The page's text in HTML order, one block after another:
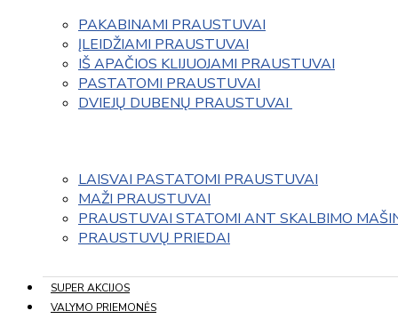
PAKABINAMI PRAUSTUVAI
ĮLEIDŽIAMI PRAUSTUVAI
IŠ APAČIOS KLIJUOJAMI PRAUSTUVAI
PASTATOMI PRAUSTUVAI
DVIEJŲ DUBENŲ PRAUSTUVAI
LAISVAI PASTATOMI PRAUSTUVAI
MAŽI PRAUSTUVAI
PRAUSTUVAI STATOMI ANT SKALBIMO
PRAUSTUVŲ PRIEDAI
SUPER AKCIJOS
VALYMO PRIEMONĖS